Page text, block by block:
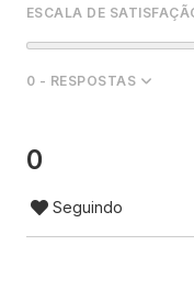
ESCALA DE
0 - RESPOSTAS
0
Seguindo